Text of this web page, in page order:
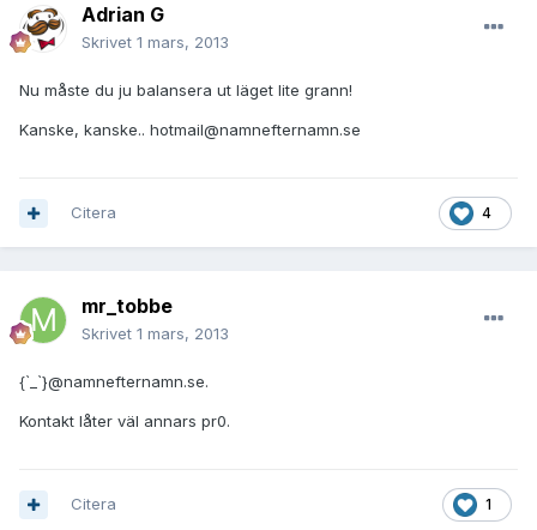
Adrian G
Skrivet 1 mars, 2013
Nu måste du ju balansera ut läget lite grann!
Kanske, kanske.. hotmail@namnefternamn.se
4
Citera
mr_tobbe
Skrivet 1 mars, 2013
{`_`}@namnefternamn.se.
Kontakt låter väl annars pr0.
1
Citera